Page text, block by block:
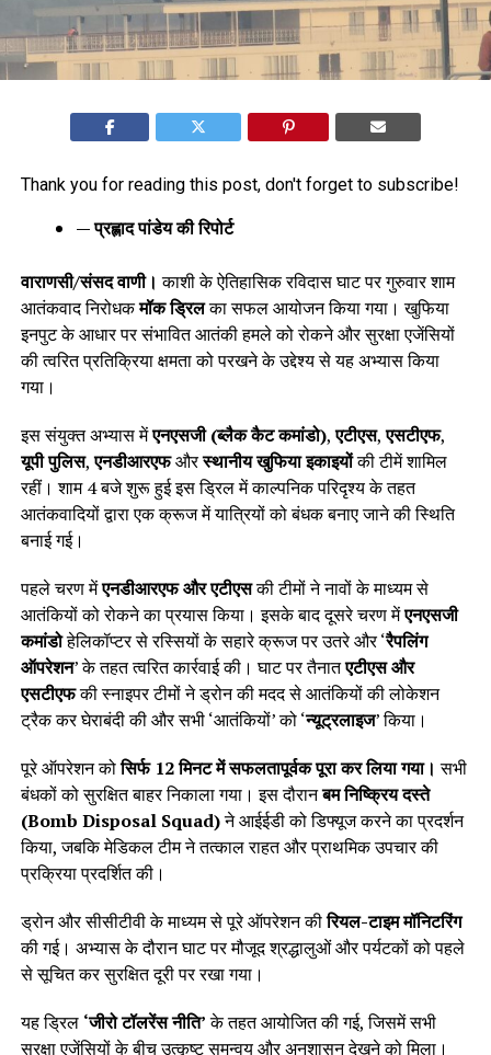
Thank you for reading this post, don't forget to subscribe!
— प्रह्लाद पांडेय की रिपोर्ट
वाराणसी/संसद वाणी।काशी के ऐतिहासिक रविदास घाट पर गुरुवार शाम
आतंकवाद निरोधकमॉक ड्रिलका सफल आयोजन किया गया। खुफिया
इनपुट के आधार पर संभावित आतंकी हमले को रोकने और सुरक्षा एजेंसियों
की त्वरित प्रतिक्रिया क्षमता को परखने के उद्देश्य से यह अभ्यास किया
गया।
इस संयुक्त अभ्यास मेंएनएसजी (ब्लैक कैट कमांडो),एटीएस,एसटीएफ,
यूपी पुलिस,एनडीआरएफऔरस्थानीय खुफिया इकाइयोंकी टीमें शामिल
रहीं। शाम 4 बजे शुरू हुई इस ड्रिल में काल्पनिक परिदृश्य के तहत
आतंकवादियों द्वारा एक क्रूज में यात्रियों को बंधक बनाए जाने की स्थिति
बनाई गई।
पहले चरण मेंएनडीआरएफ और एटीएसकी टीमों ने नावों के माध्यम से
आतंकियों को रोकने का प्रयास किया। इसके बाद दूसरे चरण मेंएनएसजी
कमांडोहेलिकॉप्टर से रस्सियों के सहारे क्रूज पर उतरे और ‘रैपलिंग
ऑपरेशन’ के तहत त्वरित कार्रवाई की। घाट पर तैनातएटीएस और
एसटीएफकी स्नाइपर टीमों ने ड्रोन की मदद से आतंकियों की लोकेशन
ट्रैक कर घेराबंदी की और सभी ‘आतंकियों’ को ‘न्यूट्रलाइज’ किया।
पूरे ऑपरेशन कोसिर्फ 12 मिनट में सफलतापूर्वक पूरा कर लिया गया। सभी
बंधकों को सुरक्षित बाहर निकाला गया। इस दौरानबम निष्क्रिय दस्ते
(Bomb Disposal Squad)ने आईईडी को डिफ्यूज करने का प्रदर्शन
किया, जबकि मेडिकल टीम ने तत्काल राहत और प्राथमिक उपचार की
प्रक्रिया प्रदर्शित की।
ड्रोन और सीसीटीवी के माध्यम से पूरे ऑपरेशन कीरियल-टाइम मॉनिटरिंग
की गई। अभ्यास के दौरान घाट पर मौजूद श्रद्धालुओं और पर्यटकों को पहले
से सूचित कर सुरक्षित दूरी पर रखा गया।
यह ड्रिल ‘जीरो टॉलरेंस नीति’के तहत आयोजित की गई, जिसमें सभी
सुरक्षा एजेंसियों के बीच उत्कृष्ट समन्वय और अनुशासन देखने को मिला।